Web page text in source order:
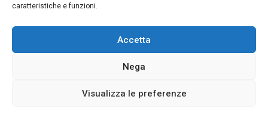
caratteristiche e funzioni.
Accetta
Nega
Visualizza le preferenze
€630,000
Villa con piscina e ampio terreno i...
€1,175,000
Copyright London Estate SIX LTDA. All Rights Reserved.